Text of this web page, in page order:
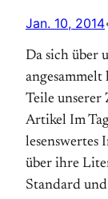
Jan. 10, 2014
Da sich über
angesammelt
Teile unserer
Artikel Im
über ihre
Standard und